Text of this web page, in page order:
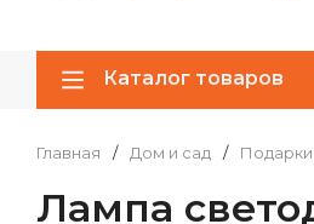
Каталог товаров
Главная / Дом и сад / Подарки
Лампа